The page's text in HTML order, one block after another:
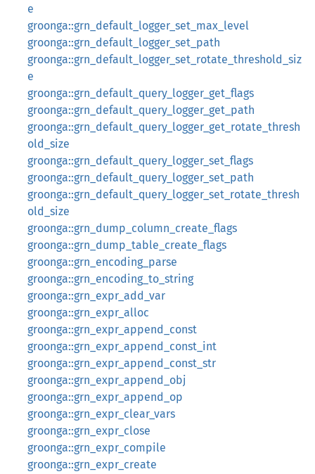
e
groonga::grn_default_logger_set_max_level
groonga::grn_default_logger_set_path
groonga::grn_default_logger_set_rotate_threshold_siz
e
groonga::grn_default_query_logger_get_flags
groonga::grn_default_query_logger_get_path
groonga::grn_default_query_logger_get_rotate_thresh
old_size
groonga::grn_default_query_logger_set_flags
groonga::grn_default_query_logger_set_path
groonga::grn_default_query_logger_set_rotate_thresh
old_size
groonga::grn_dump_column_create_flags
groonga::grn_dump_table_create_flags
groonga::grn_encoding_parse
groonga::grn_encoding_to_string
groonga::grn_expr_add_var
groonga::grn_expr_alloc
groonga::grn_expr_append_const
groonga::grn_expr_append_const_int
groonga::grn_expr_append_const_str
groonga::grn_expr_append_obj
groonga::grn_expr_append_op
groonga::grn_expr_clear_vars
groonga::grn_expr_close
groonga::grn_expr_compile
groonga::grn_expr_create